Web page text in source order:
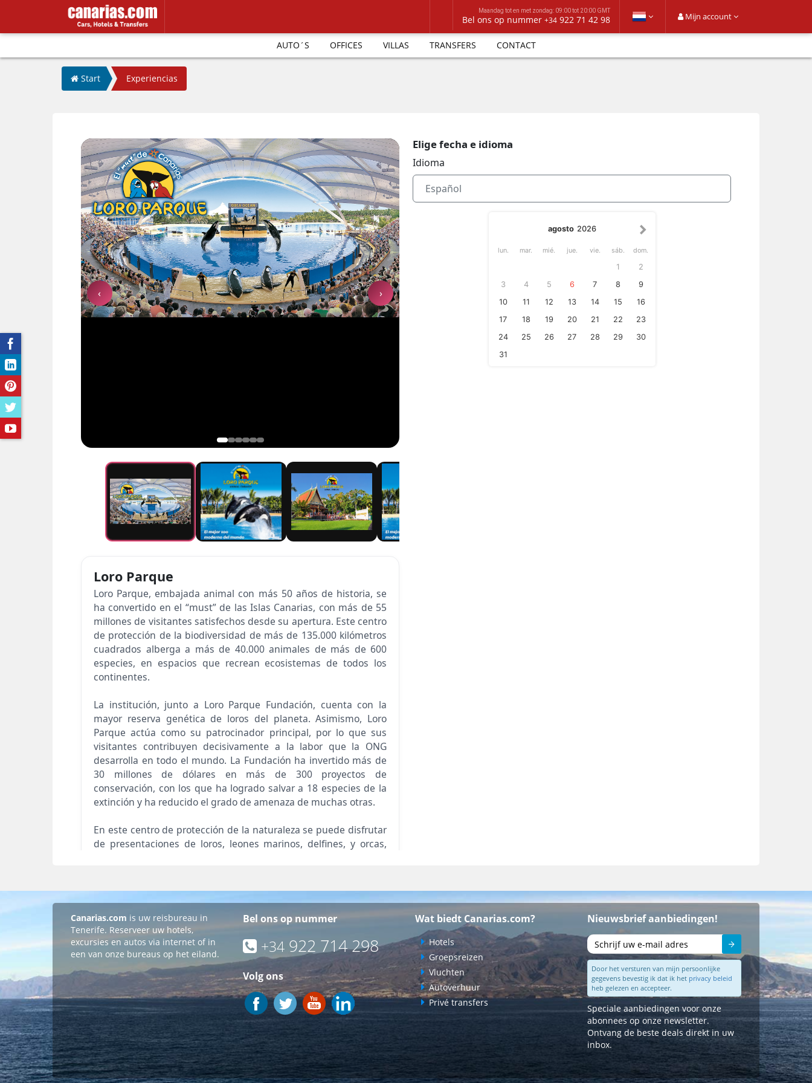
Maandag tot en met zondag: 09:00 tot 20:00 GMT
Bel ons op nummer +34 922 71 42 98 Mijn account
AUTO´S OFFICES VILLAS TRANSFERS CONTACT
Start Experiencias
Canarias.com is uw reisbureau in
Tenerife. Reserveer uw hotels,
excursies en autos via internet of in
een van onze bureaus op het eiland.
Bel ons op nummer
+34 922 714 298
Volg ons
Wat biedt Canarias.com?
Hotels
Groepsreizen
Vluchten
Autoverhuur
Privé transfers
Nieuwsbrief aanbiedingen!
Sturen
Door het versturen van mijn persoonlijke
gegevens bevestig ik dat ik het privacy beleid
heb gelezen en accepteer.
Speciale aanbiedingen voor onze
abonnees op onze newsletter.
Ontvang de beste deals direkt in uw
inbox.